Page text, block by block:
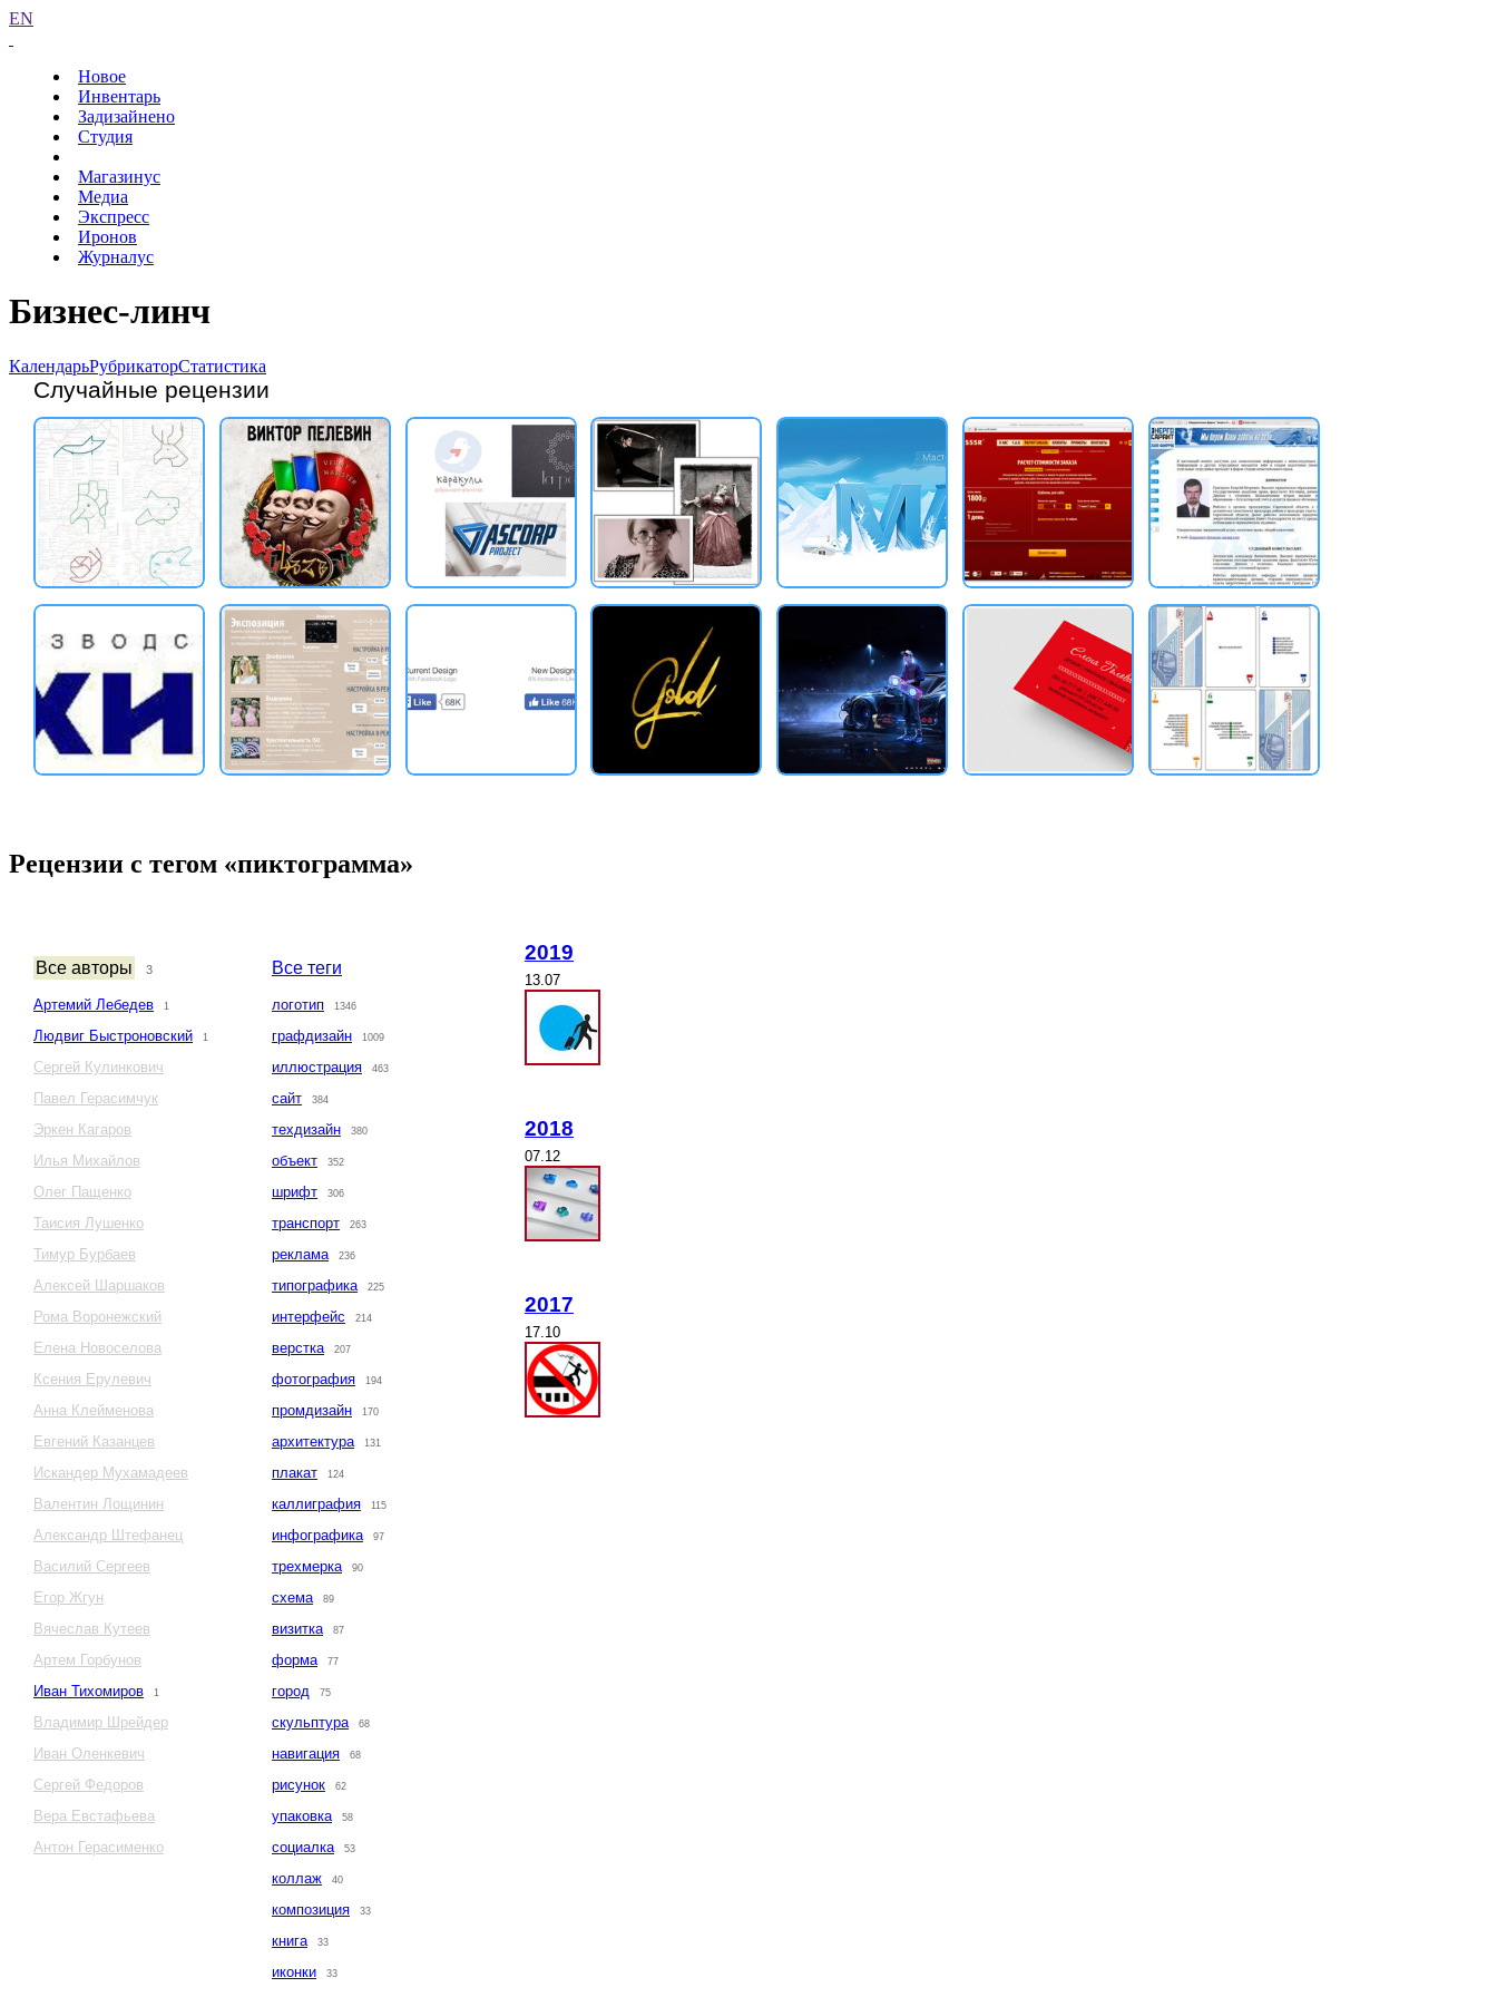
EN
Новое
Инвентарь
Задизайнено
Студия
Магазинус
Медиа
Экспресс
Иронов
Журналус
Бизнес-линч
КалендарьРубрикаторСтатистика
Случайные рецензии
Рецензии с тегом «пиктограмма»
Все авторы 3
Артемий Лебедев 1
Людвиг Быстроновский 1
Сергей Кулинкович
Павел Герасимчук
Эркен Кагаров
Илья Михайлов
Олег Пащенко
Таисия Лушенко
Тимур Бурбаев
Алексей Шаршаков
Рома Воронежский
Елена Новоселова
Ксения Ерулевич
Анна Клейменова
Евгений Казанцев
Искандер Мухамадеев
Валентин Лощинин
Александр Штефанец
Василий Сергеев
Егор Жгун
Вячеслав Кутеев
Артем Горбунов
Иван Тихомиров
1
Владимир Шрейдер
Иван Оленкевич
Сергей Федоров
Вера Евстафьева
Антон Герасименко
Все теги
логотип 1346
графдизайн 1009
иллюстрация 463
сайт 384
техдизайн 380
объект 352
шрифт 306
транспорт 263
реклама 236
типографика 225
интерфейс 214
верстка 207
фотография 194
промдизайн 170
архитектура 131
плакат 124
каллиграфия 115
инфографика 97
трехмерка 90
схема 89
визитка 87
форма 77
город 75
скульптура 68
навигация 68
рисунок 62
упаковка 58
социалка 53
коллаж 40
композиция 33
книга 33
иконки 33
2019
13.07
2018
07.12
2017
17.10